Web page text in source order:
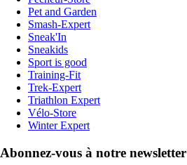
Pet and Garden
Smash-Expert
Sneak'In
Sneakids
Sport is good
Training-Fit
Trek-Expert
Triathlon Expert
Vélo-Store
Winter Expert
Abonnez-vous à notre newsletter